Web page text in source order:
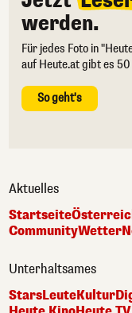
werden.
Für jedes Foto in
auf Heute.at gibt es 50
So geht's
Aktuelles
Startseite
CommunityWetter
Unterhaltsames
StarsLeuteKultur